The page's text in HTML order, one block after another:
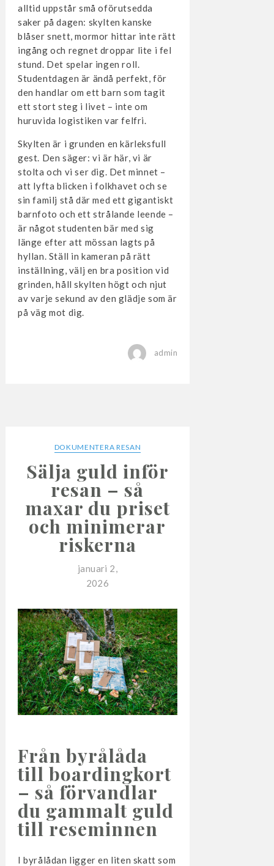
alltid uppstår små oförutsedda
saker på dagen: skylten kanske
blåser snett, mormor hittar inte rätt
ingång och regnet droppar lite i fel
stund. Det spelar ingen roll.
Studentdagen är ändå perfekt, för
den handlar om ett barn som tagit
ett stort steg i livet – inte om
huruvida logistiken var felfri.
Skylten är i grunden en kärleksfull
gest. Den säger: vi är här, vi är
stolta och vi ser dig. Det minnet –
att lyfta blicken i folkhavet och se
sin familj stå där med ett gigantiskt
barnfoto och ett strålande leende –
är något studenten bär med sig
länge efter att mössan lagts på
hyllan. Ställ in kameran på rätt
inställning, välj en bra position vid
grinden, håll skylten högt och njut
av varje sekund av den glädje som är
på väg mot dig.
admin
DOKUMENTERA RESAN
Sälja guld inför
resan – så
maxar du priset
och minimerar
riskerna
januari 2,
2026
Från byrålåda
till boardingkort
– så förvandlar
du gammalt guld
till reseminnen
I byrålådan ligger en liten skatt som